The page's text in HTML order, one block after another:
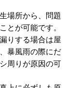
場所から、問題
とが可能です。
りする場合は屋
暴風雨の際にだ
周りが原因の可